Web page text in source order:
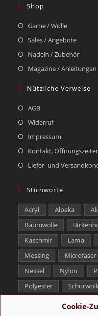
Cookie-
Shop
Garne / Wolle
Sales / Angebote
Nadeln / Zubehör
Magazine / Anleitungen
Nützliche Verweise
AGB
Widerruf
Impressum
Kontakt,
Liefer- und
Stichworte
Acryl Alpaka
Baumwolle
Kaschmir
Lama
Messing
Microfaser
Nessel
Nylon
Polyester
Tencel